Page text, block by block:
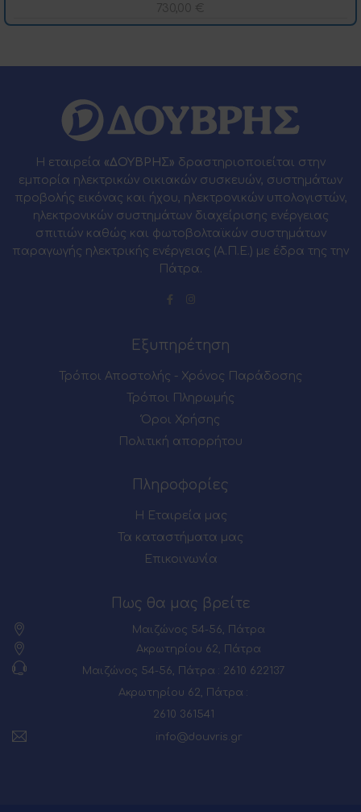
730,00 €
Η εταιρεία «ΔΟΥΒΡΗΣ» δραστηριοποιείται στην
εμπορία ηλεκτρικών οικιακών συσκευών, συστημάτων
προβολής εικόνας και ήχου, ηλεκτρονικών υπολογιστών,
ηλεκτρονικών συστημάτων διαχείρισης ενέργειας
σπιτιών καθώς και φωτοβολταϊκών συστημάτων
παραγωγής ηλεκτρικής ενέργειας (Α.Π.Ε.) με έδρα της την
Πάτρα.
Εξυπηρέτηση
Τρόποι Αποστολής - Χρόνος Παράδοσης
Τρόποι Πληρωμής
Όροι Χρήσης
Πολιτική απορρήτου
Πληροφορίες
Η Εταιρεία μας
Τα καταστήματα μας
Επικοινωνία
Πως θα μας βρείτε
Μαιζώνος 54-56, Πάτρα
Ακρωτηρίου 62, Πάτρα
Μαιζώνος 54-56, Πάτρα : 2610 622137
Ακρωτηρίου 62, Πάτρα :
2610 361541
info@douvris.gr